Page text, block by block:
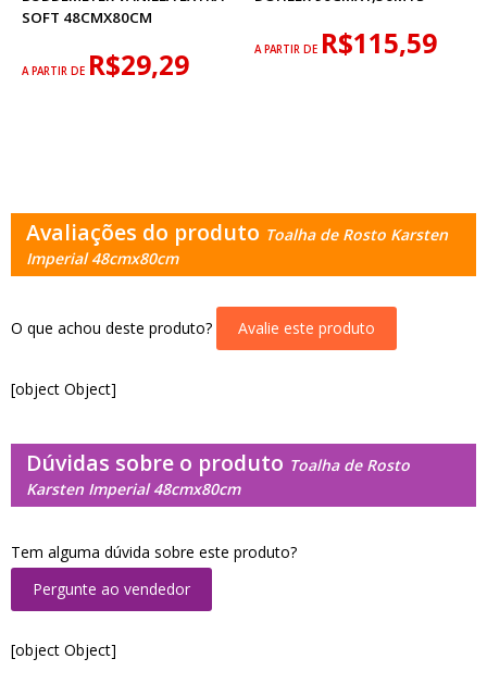
SOFT 48CMX80CM
A PARTIR DE R$29,29 A PARTIR DE R$115,59
Avaliações do produto Toalha de Rosto Karsten
Imperial 48cmx80cm
O que achou deste produto? Avalie este produto
[object Object]
Dúvidas sobre o produto Toalha de Rosto
Karsten Imperial 48cmx80cm
Tem alguma dúvida sobre este produto?
Pergunte ao vendedor
[object Object]